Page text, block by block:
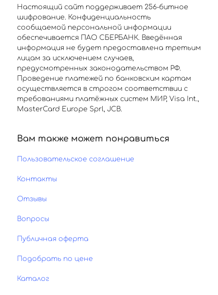
Настоящий сайт поддерживает 256-битное
шифрование. Конфиденциальность
сообщаемой персональной информации
обеспечивается ПАО СБЕРБАНК. Введённая
информация не будет предоставлена третьим
лицам за исключением случаев,
предусмотренных законодательством РФ.
Проведение платежей по банковским картам
осуществляется в строгом соответствии с
требованиями платёжных систем МИР, Visa Int.,
MasterCard Europe Sprl, JCB.
Вам также может понравиться
Пользовательское соглашение
Контакты
Отзывы
Вопросы
Публичная оферта
Подобрать по цене
Каталог